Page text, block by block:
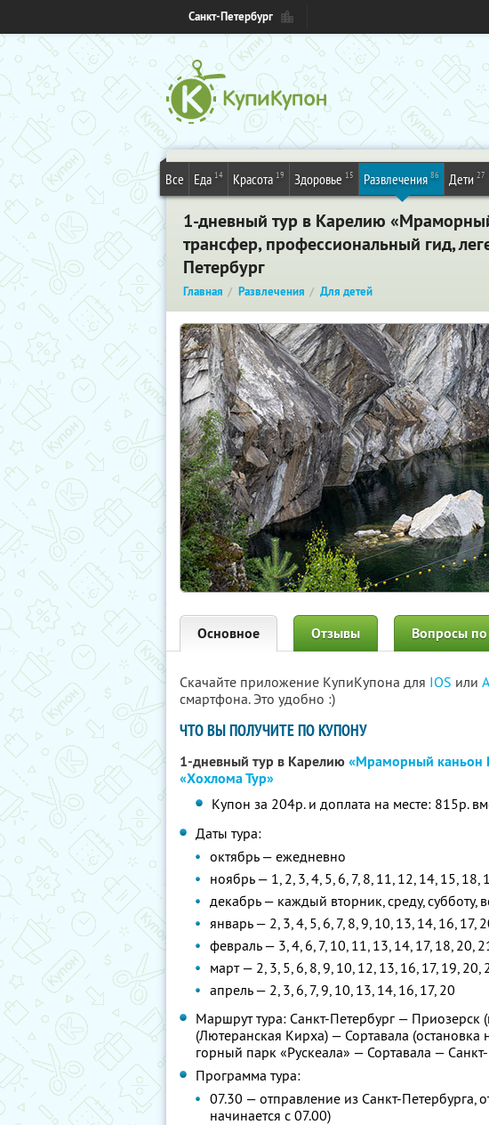
Санкт-Петербург
Все Еда 14 Красота 19 Здоровье 15 Развлечения 86 Дети 27
1-дневный тур в Карелию
трансфер, профессиональный гид,
Петербург
Главная Развлечения Для детей
Основное Отзывы Вопросы
Скачайте приложение КупиКупона для IOS или
смартфона. Это удобно :)
ЧТО ВЫ ПОЛУЧИТЕ ПО КУПОНУ
1-дневный тур в Карелию«Мраморный каньон
«Хохлома Тур»
Купон за 204р. и доплата на месте: 815р.
Даты тура:
октябрь — ежедневно
ноябрь — 1, 2, 3, 4, 5, 6, 7, 8, 11, 12, 14, 15, 18,
декабрь — каждый вторник, среду, субботу,
январь — 2, 3, 4, 5, 6, 7, 8, 9, 10, 13, 14, 16, 17,
февраль — 3, 4, 6, 7, 10, 11, 13, 14, 17, 18, 20,
март — 2, 3, 5, 6, 8, 9, 10, 12, 13, 16, 17, 19, 20,
апрель — 2, 3, 6, 7, 9, 10, 13, 14, 16, 17, 20
Маршрут тура: Санкт-Петербург — Приозерск
(Лютеранская Кирха) — Сортавала
горный парк «Рускеала» — Сортавала —
Программа тура:
07.30 — отправление из Санкт-Петербурга,
начинается с 07.00)